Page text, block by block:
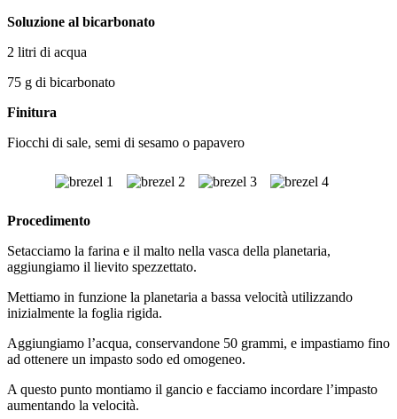
Soluzione al bicarbonato
2 litri di acqua
75 g di bicarbonato
Finitura
Fiocchi di sale, semi di sesamo o papavero
Procedimento
Setacciamo la farina e il malto nella vasca della planetaria,
aggiungiamo il lievito spezzettato.
Mettiamo in funzione la planetaria a bassa velocità utilizzando
inizialmente la foglia rigida.
Aggiungiamo l’acqua, conservandone 50 grammi, e impastiamo fino
ad ottenere un impasto sodo ed omogeneo.
A questo punto montiamo il gancio e facciamo incordare l’impasto
aumentando la velocità.